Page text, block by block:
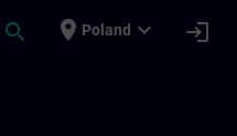
search place Poland expand_more login